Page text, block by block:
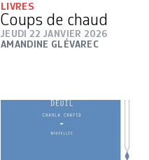
LIVRES
Coups de chaud
JEUDI 22 JANVIER 2026
AMANDINE GLÉVAREC